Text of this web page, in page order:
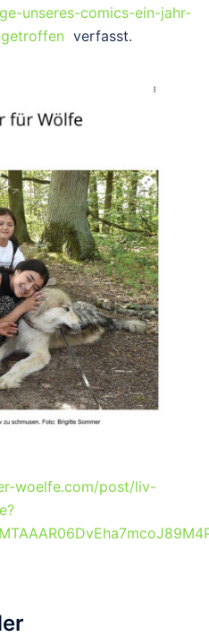
unseres-comics-ein-jahr-
verfasst.
woelfe.com/post/liv-